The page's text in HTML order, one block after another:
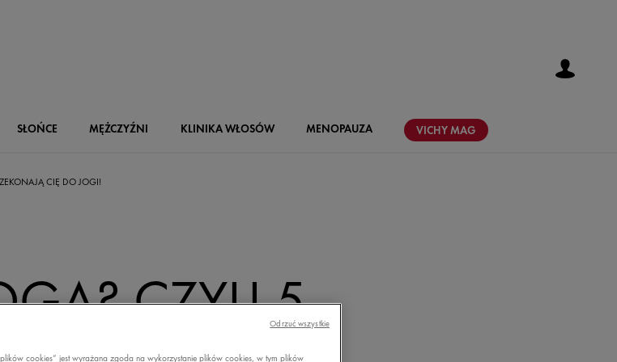
SŁOŃCE MĘŻCZYŹNI KLINIKA WŁOSÓW MENOPAUZA VICHY MAG
CIĘ DO JOGI!
CZYLI 5
cookies” jest wyrażana zgoda na wykorzystanie plików cookies, w tym plików
Odrzuć wszystkie